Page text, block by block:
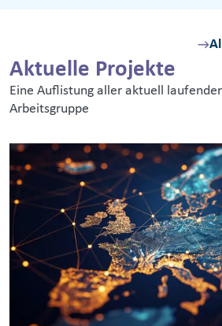
Aktuelle Projekte
Eine Auflistung aller aktuell
Arbeitsgruppe